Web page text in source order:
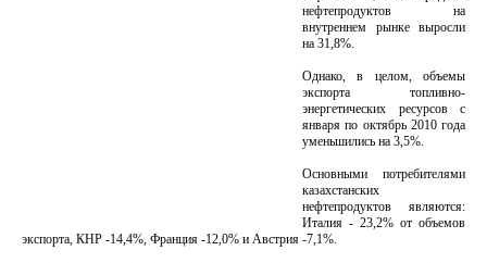
нефтепродуктов на
внутреннем рынке выросли
на 31,8%.
Однако, в целом, объемы
экспорта топливно-
энергетических ресурсов c
января по октябрь 2010 года
уменьшились на 3,5%.
Основными потребителями
казахстанских
нефтепродуктов являются:
Италия - 23,2% от объемов
экспорта, КНР -14,4%, Франция -12,0% и Австрия -7,1%.